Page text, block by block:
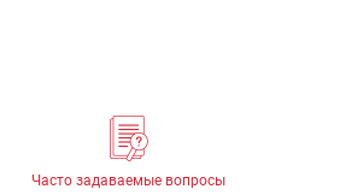
Часто задаваемые вопросы